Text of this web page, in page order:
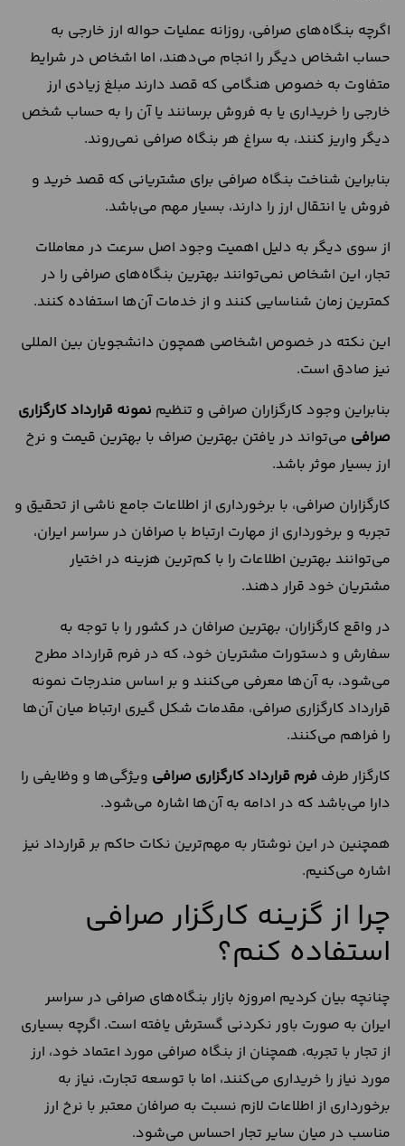
اگرچه بنگاه‌های صرافی، روزانه عملیات حواله ارز خارجی به
حساب اشخاص دیگر را انجام می‌دهند، اما اشخاص در شرایط
متفاوت به خصوص هنگامی که قصد دارند مبلغ زیادی ارز
خارجی را خریداری یا به فروش برسانند یا آن را به حساب شخص
دیگر واریز کنند، به سراغ هر بنگاه صرافی نمی‌روند.
بنابراین شناخت بنگاه صرافی برای مشتریانی که قصد خرید و
فروش یا انتقال ارز را دارند، بسیار مهم می‌باشد.
از سوی دیگر به دلیل اهمیت وجود اصل سرعت در معاملات
تجار، این اشخاص نمی‌توانند بهترین بنگاه‌های صرافی را در
کمترین زمان شناسایی کنند و از خدمات آن‌ها استفاده کنند.
این نکته در خصوص اشخاصی همچون دانشجویان بین المللی
نیز صادق است.
بنابراین وجود کارگزاران صرافی و تنظیم نمونه قرارداد کارگزاری
صرافی می‌تواند در یافتن بهترین صراف با بهترین قیمت و نرخ
ارز بسیار موثر باشد.
کارگزاران صرافی، با برخورداری از اطلاعات جامع ناشی از تحقیق و
تجربه و برخورداری از مهارت ارتباط با صرافان در سراسر ایران،
می‌توانند بهترین اطلاعات را با کم‌ترین هزینه در اختیار
مشتریان خود قرار دهند.
در واقع کارگزاران، بهترین صرافان در کشور را با توجه به
سفارش و دستورات مشتریان خود، که در فرم قرارداد مطرح
می‌شود، به آن‌ها معرفی می‌کنند و بر اساس مندرجات نمونه
قرارداد کارگزاری صرافی، مقدمات شکل گیری ارتباط میان آن‌ها
را فراهم می‌کنند.
کارگزار طرف فرم قرارداد کارگزاری صرافی ویژگی‌ها و وظایفی را
دارا می‌باشد که در ادامه به آن‌ها اشاره می‌شود.
همچنین در این نوشتار به مهم‌ترین نکات حاکم بر قرارداد نیز
اشاره می‌کنیم.
چرا از گزینه کارگزار صرافی
استفاده کنم؟
چنانچه بیان کردیم امروزه بازار بنگاه‌های صرافی در سراسر
ایران به صورت باور نکردنی گسترش یافته است. اگرچه بسیاری
از تجار با تجربه، همچنان از بنگاه صرافی مورد اعتماد خود، ارز
مورد نیاز را خریداری می‌کنند، اما با توسعه تجارت، نیاز به
برخورداری از اطلاعات لازم نسبت به صرافان معتبر با نرخ ارز
مناسب در میان سایر تجار احساس می‌شود.